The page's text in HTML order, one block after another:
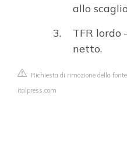
allo
TFR lordo
netto.
Richiesta di rimozione della fonte
italpress.com